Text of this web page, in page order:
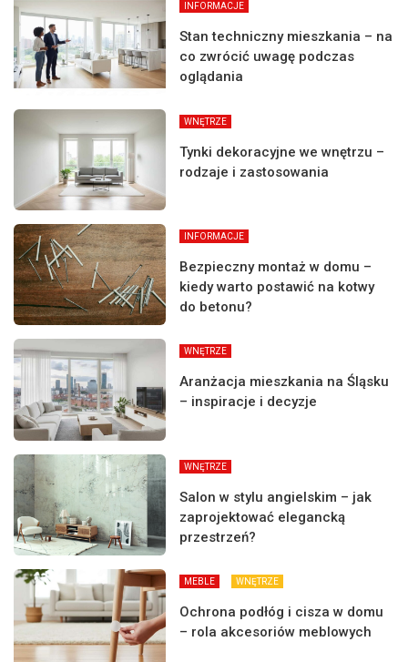
INFORMACJE
Stan techniczny mieszkania – na
co zwrócić uwagę podczas
oglądania
WNĘTRZE
Tynki dekoracyjne we wnętrzu –
rodzaje i zastosowania
INFORMACJE
Bezpieczny montaż w domu –
kiedy warto postawić na kotwy
do betonu?
WNĘTRZE
Aranżacja mieszkania na Śląsku
– inspiracje i decyzje
WNĘTRZE
Salon w stylu angielskim – jak
zaprojektować elegancką
przestrzeń?
MEBLE WNĘTRZE
Ochrona podłóg i cisza w domu
– rola akcesoriów meblowych